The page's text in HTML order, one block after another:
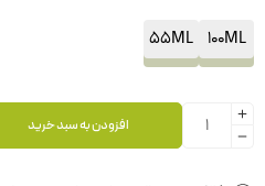
100ML
55ML
افزودن به سبد خرید